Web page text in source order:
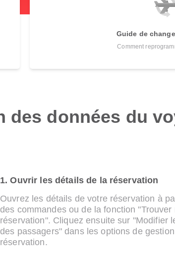
Guide de
Comment
des données du
1. Ouvrir les détails de la réservation
Ouvrez les détails de votre réservation à
des commandes ou de la fonction "Trouver
réservation". Cliquez ensuite sur "Modifier
des passagers" dans les options de
réservation.